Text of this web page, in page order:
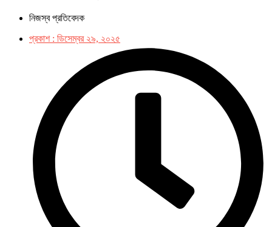
নিজস্ব প্রতিবেদক
প্রকাশ : ডিসেম্বর ২৯, ২০২৫